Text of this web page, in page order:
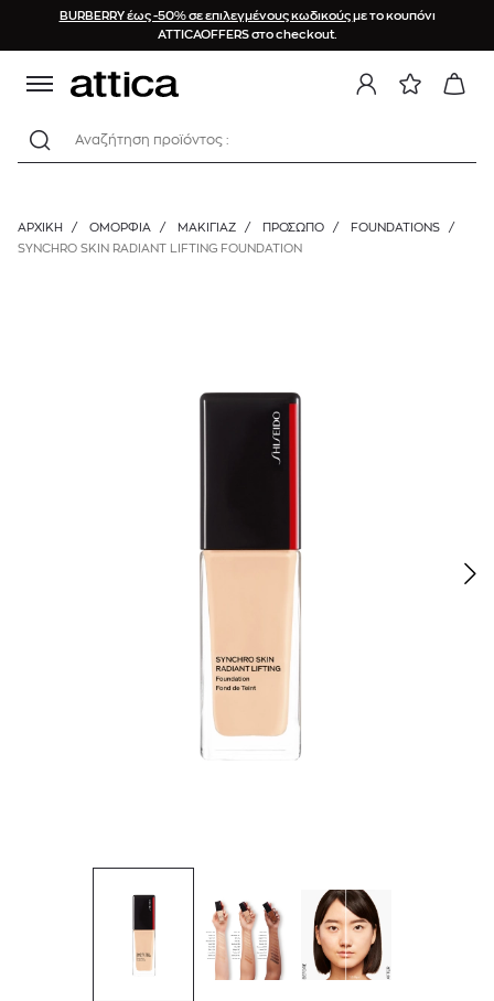
BURBERRY έως -50% σε επιλεγμένους κωδικούςμε το κουπόνι
ATTICAOFFERS στο checkout.
Αναζήτηση προϊόντος :
ΑΡΧΙΚΉ / ΟΜΟΡΦΙΑ / ΜΑΚΙΓΙΑΖ / ΠΡΌΣΩΠΟ / FOUNDATIONS
/
SYNCHRO SKIN RADIANT LIFTING FOUNDATION